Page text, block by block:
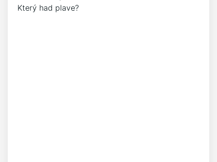
Který had plave?